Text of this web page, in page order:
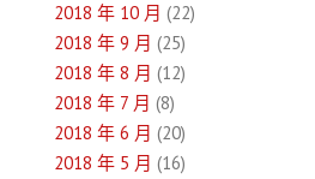
2018 年 10 月 (22)
2018 年 9 月 (25)
2018 年 8 月 (12)
2018 年 7 月 (8)
2018 年 6 月 (20)
2018 年 5 月 (16)